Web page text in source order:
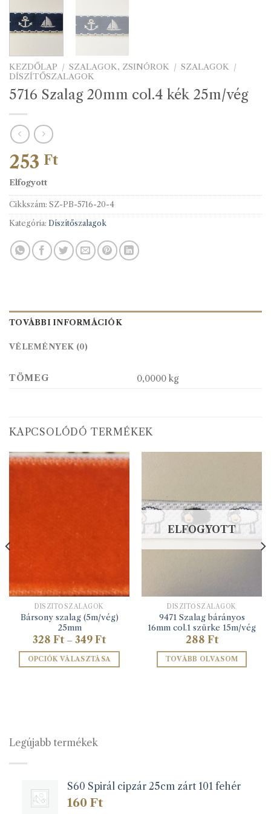
KEZDŐLAP / SZALAGOK, ZSINÓROK / SZALAGOK /
DÍSZÍTŐSZALAGOK
5716 Szalag 20mm col.4 kék 25m/vég
253 Ft
Elfogyott
Cikkszám: SZ-PB-5716-20-4
Kategória: Díszítőszalagok
TOVÁBBI INFORMÁCIÓK
VÉLEMÉNYEK (0)
TÖMEG 0,0000 kg
KAPCSOLÓDÓ TERMÉKEK
DÍSZÍTŐSZALAGOK
Bársony szalag (5m/vég)
25mm
328 Ft – 349 FtÁrtartomány:
328 Ft
-
349 Ft
OPCIÓK VÁLASZTÁSA
van.
A
termékoldalon
választhatók
ELFOGYOTT
DÍSZÍTŐSZALAGOK
9471 Szalag bárányos
16mm col.1 szürke 15m/vég
288 Ft
TOVÁBB OLVASOM
Legújabb termékek
S60 Spirál cipzár 25cm zárt 101 fehér
160 Ft